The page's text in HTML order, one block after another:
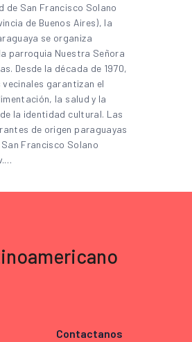
de San Francisco Solano
de Buenos Aires), la
se organiza
parroquia Nuestra Señora
Desde la década de 1970,
garantizan el
la salud y la
la identidad cultural. Las
de origen paraguayas
Francisco Solano
Contactanos